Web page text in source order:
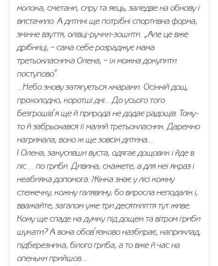
молока, сметани, сиру та яєць, заледве на обнову і
вистачило. А дитині ще потрібні спортивна форма,
змінне взуття, олівці-ручки-зошити. „Але це вже
дрібниці, – сама себе розраджує мама
третьокласника Олена, – їх можна докупити
поступово”.
…Небо знову затягується хмарами. Осінній дощ,
прохолодно, коротші дні… До усього того
безгрошів’я ще й природа не додає радощів. Тому-
то й забрьохався її малий третьокласник. Даремно
нагримала, воно ж ще зовсім дитина…
І Олена, закусивши вуста, одягає дощовик і йде в
ліс … по гриби. Дивина, скажете, а для неї якраз і
неабияка допомога. Жінка знає у лісі кожну
стежечку, кожну галявину, бо виросла неподалік і,
вважайте, загалом уже три десятиліття тут живе.
Кому ще спаде на думку під дощем та вітром гриби
шукати? А вона обов’язково назбирає, наприклад,
підберезника, білого гриба, а то вже й час на
опеньки прийшов…